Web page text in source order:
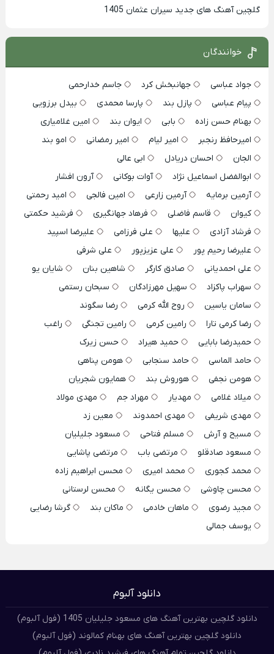
گلچین آهنگ های جدید سیران عثمان 1405
خوانندگان
جواد عباسی جهانبخش کرد
جاسم خدارحمی
پیام عباسی
پازل بند پارسا محمدی
بیدل برزویی
بهنام حسن زاده
بابی ایوان بند
امین غلامیاری
امیرحافظ رنجبر
امیر لیام امیر رمضانی
امو بند
الجان
احسان دریادل
ابی عالی
ابوالفضل اسماعیل نژاد
آوات بوکانی
آرون افشار
آرمین برمایه
آرمین زارعی امین فالجی
امید رحمتی
کیوان
قاسم فاضلی فرهاد جهانگیری
فرشید حکمتی
فرشاد آزادی
علیها علی فرزامی
علیرضا اسپید
علیرضا رحیم پور
علی عزیزپور
علی شرفی
علی احمدیانی
صادق کارگر شاهین بنان
شایان یو
سهراب پاکزاد
سهیل مهرزادگان
سبحان رستمی
سامان یاسین
روح الله کرمی
رضا سگوند
رضا کرمی تارا
رامین کرمی رامین تجنگی
راغب
حمیدرضا بابایی
حمید هیراد
حسن زیرک
حامد الماسی
حامد سنجابی
هومن پناهی
هومن نجفی
هوروش بند
همایون شجریان
میلاد غلامی
مهدیار مهراد جم
مهدی مولاد
مهدی شریفی
مهدی احمدوند
معین زد
مسیح و آرش
مسلم فتاحی
مسعود جلیلیان
مسعود صادقلو
مرتضی باب
مرتضی پاشایی
محمد کجوری
محمد امیری
محسن ابراهیم زاده
محسن چاوشی
محسن یگانه
محسن لرستانی
مجید رضوی
ماهان خادمی ماکان بند
گرشا رضایی
یوسف جمالی
دانلود آلبوم
دانلود گلچین بهترین آهنگ های مسعود جلیلیان 1405 (فول آلبوم)
دانلود گلچین بهترین آهنگ های بهنام کمالوند (فول آلبوم)